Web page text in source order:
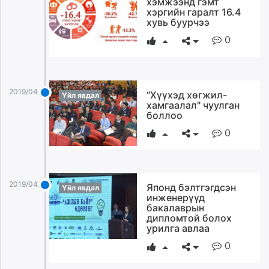
shuud.mn
eagle.mn
ergelt.mn
today.mn
mminfo.mn
ugluu.mn
хэргийн гаралт 16.4
хувь буурчээ
0
2019/04/09 Үйл явдал
“Хүүхэд хөгжил-
хамгаалал" чуулган
боллоо
0
2019/04/09 Үйл явдал
Японд бэлтгэгдсэн
инженерүүд
бакалаврын
дипломтой болох
урилга авлаа
0